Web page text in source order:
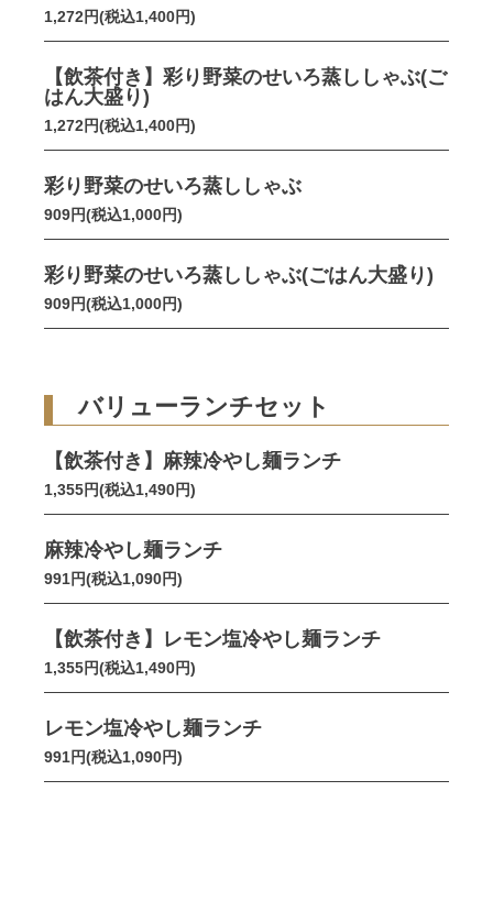
1,272円(税込1,400円)
【飲茶付き】彩り野菜のせいろ蒸ししゃぶ(ご
はん大盛り)
1,272円(税込1,400円)
彩り野菜のせいろ蒸ししゃぶ
909円(税込1,000円)
彩り野菜のせいろ蒸ししゃぶ(ごはん大盛り)
909円(税込1,000円)
バリューランチセット
【飲茶付き】麻辣冷やし麺ランチ
1,355円(税込1,490円)
麻辣冷やし麺ランチ
991円(税込1,090円)
【飲茶付き】レモン塩冷やし麺ランチ
1,355円(税込1,490円)
レモン塩冷やし麺ランチ
991円(税込1,090円)